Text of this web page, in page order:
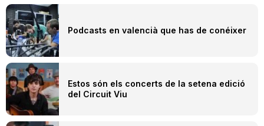
Podcasts en valencià que has de conéixer
Estos són els concerts de la setena edició
del Circuit Viu